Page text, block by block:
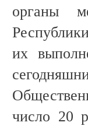
органы
их
число 20